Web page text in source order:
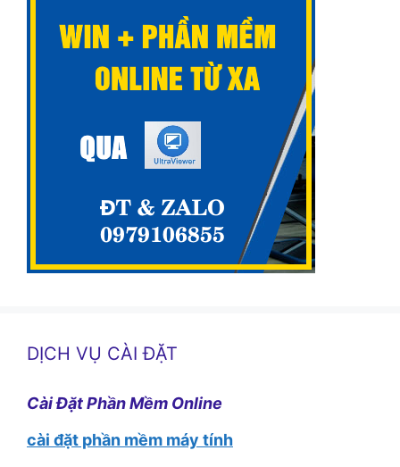
DỊCH VỤ CÀI ĐẶT
Cài Đặt Phần Mềm Online
cài đặt phần mềm máy tính